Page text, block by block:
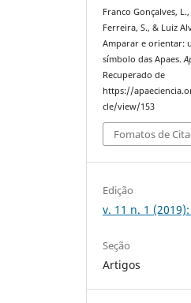
Franco Gonçalves,
Ferreira, S., & Luiz
Amparar e orientar:
símbolo das Apaes.
Recuperado de
https://
cle/view/153
Fomatos de
Edição
v. 11 n. 1
Seção
Artigos